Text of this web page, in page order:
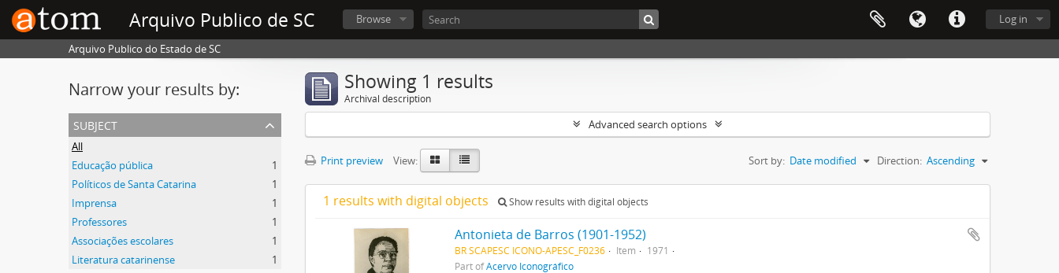
Arquivo Publico de SC Log in
Browse
Arquivo Publico do Estado de SC
Narrow your results by:
subject
All
Educação pública
1
Políticos de Santa Catarina
1
Imprensa
1
Professores
1
Associações escolares
1
Literatura catarinense
1
Showing 1 results
Archival description
Advanced search options
Print preview View: Sort by: Date modified Direction: Ascending
1 results with digital objects Show results with digital objects
Antonieta de Barros (1901-1952)
BR SCAPESC ICONO-APESC_F0236 Item
1971
Part ofAcervo Iconográfico